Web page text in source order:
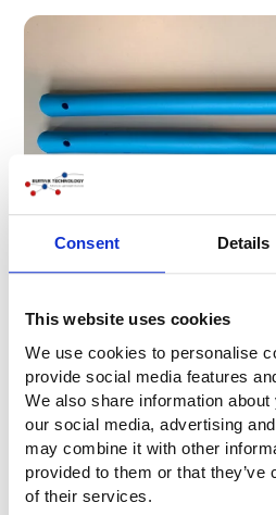
Consent Details
This website uses cookies
We use cookies to personalise
provide social media features
We also share information
our social media, advertising
may combine it with other
provided to them or that
of their services.
Technik + Forschung
Wir betreiben einen enormen
Entwicklungsaufwand, um die
können. Für die Faltenbälge für
möglichen Tests und
alles, was wir brauchen, um das
entwickeln.